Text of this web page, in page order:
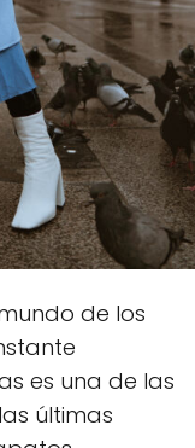
de los
es una de las
últimas